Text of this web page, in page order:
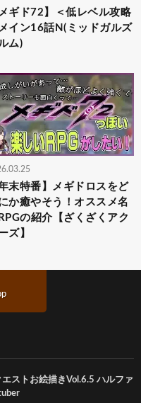
メギド72】＜低レベル攻略
イン16話N(ミッドガルズ
ム)
年末特番】メギドロスをど
か癒やそう！オススメ名
の紹介【ざくざくアク
ズ】
エストお絵描きVol.6.5 ハルファ